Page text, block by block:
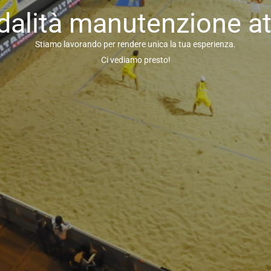
manutenzione
Stiamo lavorando per rendere unica la tua esperienza.
Ci vediamo presto!